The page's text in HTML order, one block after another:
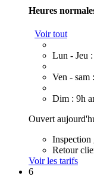
Heures
Voir tout
Lun - Jeu
Ven - sam
Dim : 9h
Ouvert
Inspection
Retour
Voir les tarifs
6